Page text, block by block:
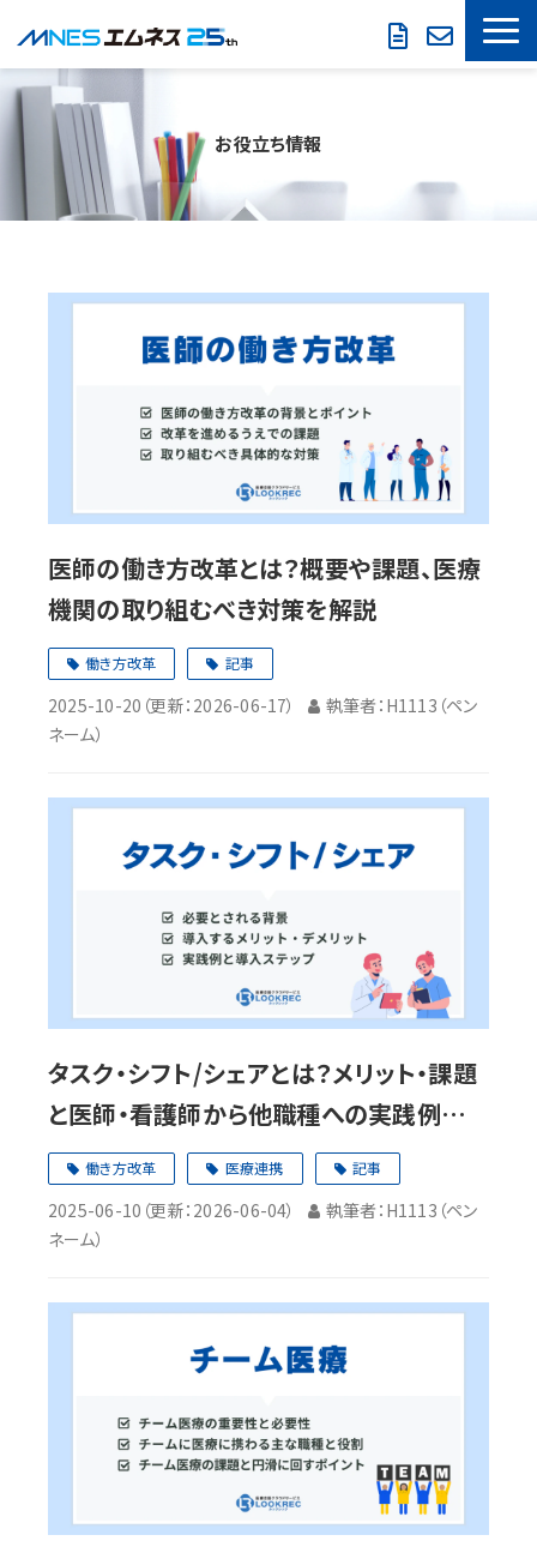
製品・サービス
導入事例
お役立ち情報
医師の働き方改革とは？概要や課題、医療
機関の取り組むべき対策を解説
働き方改革 記事
2025-10-20 （更新： 2026-06-17）
執筆者：H1113（ペン
ネーム）
タスク・シフト/シェアとは？メリット・課題
と医師・看護師から他職種への実践例を解
説
働き方改革 医療連携 記事
2025-06-10 （更新： 2026-06-04）
執筆者：H1113（ペン
ネーム）